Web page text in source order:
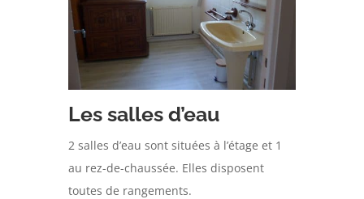
Les salles d’eau
2 salles d’eau sont situées à l’étage et 1
au rez-de-chaussée. Elles disposent
toutes de rangements.